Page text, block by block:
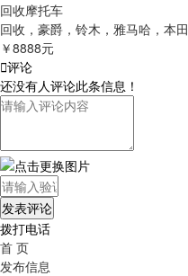
回收摩托车
回收，豪爵，铃木，雅马哈，本田
￥8888元
评论
还没有人评论此条信息！
拨打电话
首 页
发布信息